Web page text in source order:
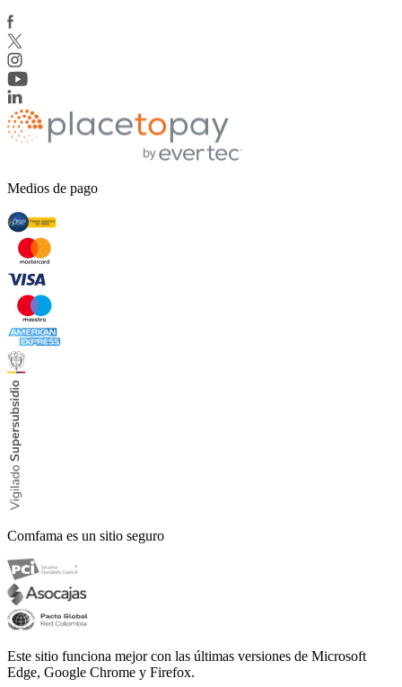
Medios de pago
Comfama es un sitio seguro
Este sitio funciona mejor con las últimas versiones de Microsoft
Edge, Google Chrome y Firefox.